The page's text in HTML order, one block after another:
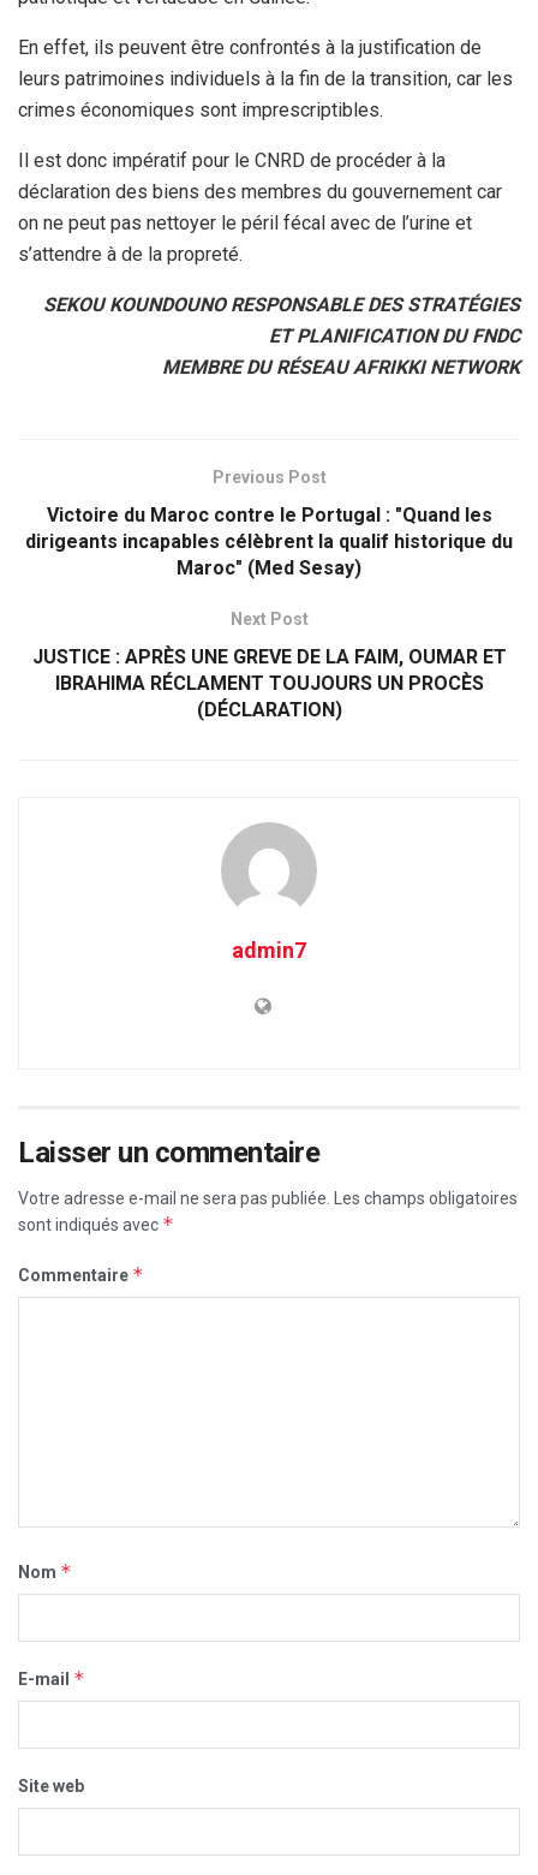
En effet, ils peuvent être confrontés à la justification de
leurs patrimoines individuels à la fin de la transition, car les
crimes économiques sont imprescriptibles.
Il est donc impératif pour le CNRD de procéder à la
déclaration des biens des membres du gouvernement car
on ne peut pas nettoyer le péril fécal avec de l’urine et
s’attendre à de la propreté.
SEKOU KOUNDOUNO RESPONSABLE DES STRATÉGIES
ET PLANIFICATION DU FNDC
MEMBRE DU RÉSEAU AFRIKKI NETWORK
Previous Post
Victoire du Maroc contre le Portugal : "Quand les
dirigeants incapables célèbrent la qualif historique du
Maroc" (Med Sesay)
Next Post
JUSTICE : APRÈS UNE GREVE DE LA FAIM, OUMAR ET
IBRAHIMA RÉCLAMENT TOUJOURS UN PROCÈS
(DÉCLARATION)
admin7
Laisser un commentaire
Votre adresse e-mail ne sera pas publiée.
Les champs obligatoires
sont indiqués avec *
Commentaire *
Nom *
E-mail *
Site web